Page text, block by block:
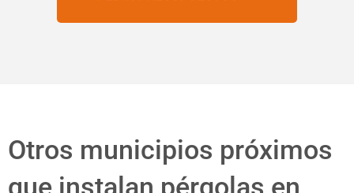
Otros municipios próximos
que instalan pérgolas en